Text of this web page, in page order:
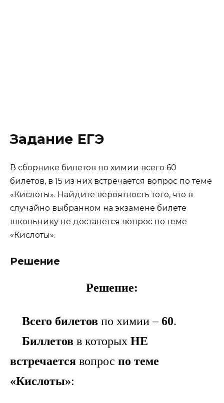
Задание ЕГЭ
В сборнике билетов по химии всего 60
билетов, в 15 из них встречается вопрос по теме
«Кислоты». Найдите вероятность того, что в
случайно выбранном на экзамене билете
школьнику не достанется вопрос по теме
«Кислоты».
Решение
Решение:
Всего билетов по химии –60.
Биллетов в которых НЕ
встречается вопрос по теме
«Кислоты»: